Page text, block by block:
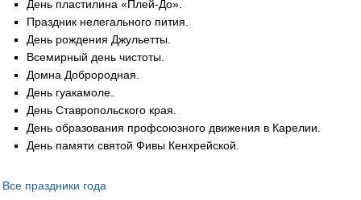
День пластилина «Плей-До».
Праздник нелегального пития.
День рождения Джульетты.
Всемирный день чистоты.
Домна Доброродная.
День гуакамоле.
День Ставропольского края.
День образования профсоюзного движения в Карелии.
День памяти святой Фивы Кенхрейской.
Все праздники года